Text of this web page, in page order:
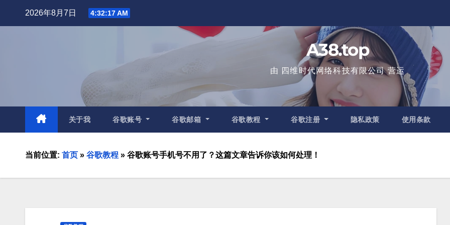
2026年8月7日 4:32:19 AM
A38.top
由 四维时代网络科技有限公司 营运
关于我 谷歌账号 谷歌邮箱 谷歌教程 谷歌注册 隐私政策 使用条款
当前位置: 首页 » 谷歌教程 » 谷歌账号手机号不用了？这篇文章告诉你该如何处理！